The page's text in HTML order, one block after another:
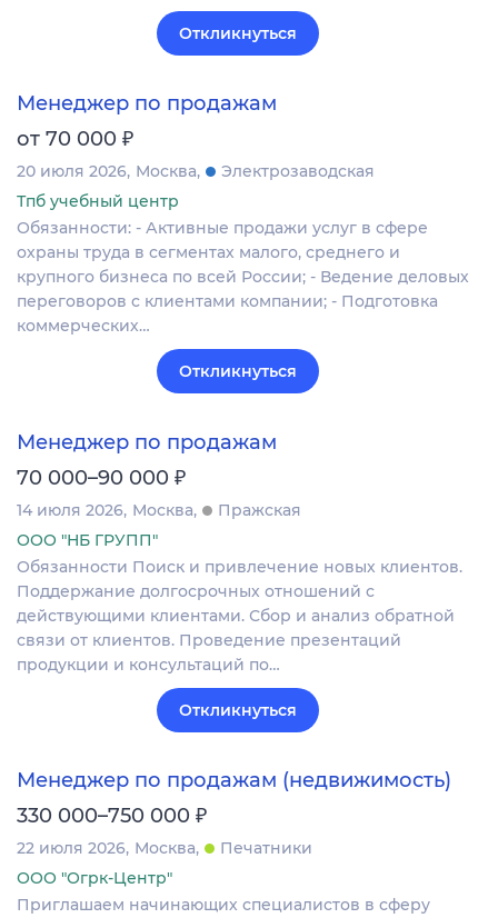
Откликнуться
Менеджер по продажам
от 70 000 ₽
20 июля 2026 Москва
Электрозаводская
Тпб учебный центр
Обязанности: - Активные продажи услуг в сфере
охраны труда в сегментах малого, среднего и
крупного бизнеса по всей России; - Ведение деловых
переговоров с клиентами компании; - Подготовка
коммерческих…
Откликнуться
Менеджер по продажам
70 000–90 000 ₽
14 июля 2026 Москва
Пражская
ООО "НБ ГРУПП"
Обязанности Поиск и привлечение новых клиентов.
Поддержание долгосрочных отношений с
действующими клиентами. Сбор и анализ обратной
связи от клиентов. Проведение презентаций
продукции и консультаций по…
Откликнуться
Менеджер по продажам (недвижимость)
330 000–750 000 ₽
22 июля 2026 Москва
Печатники
ООО "Огрк-Центр"
Приглашаем начинающих специалистов в сферу